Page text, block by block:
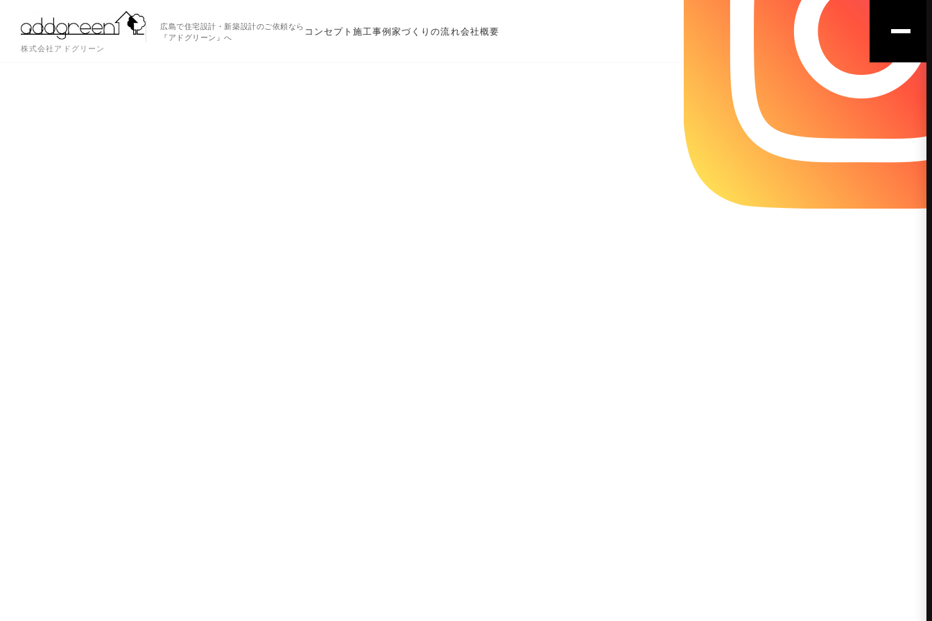
株式会社アドグリーン
広島で住宅設計・新築設計のご依頼なら
『アドグリーン』へ
コンセプト施工事例家づくりの流れ会社概要